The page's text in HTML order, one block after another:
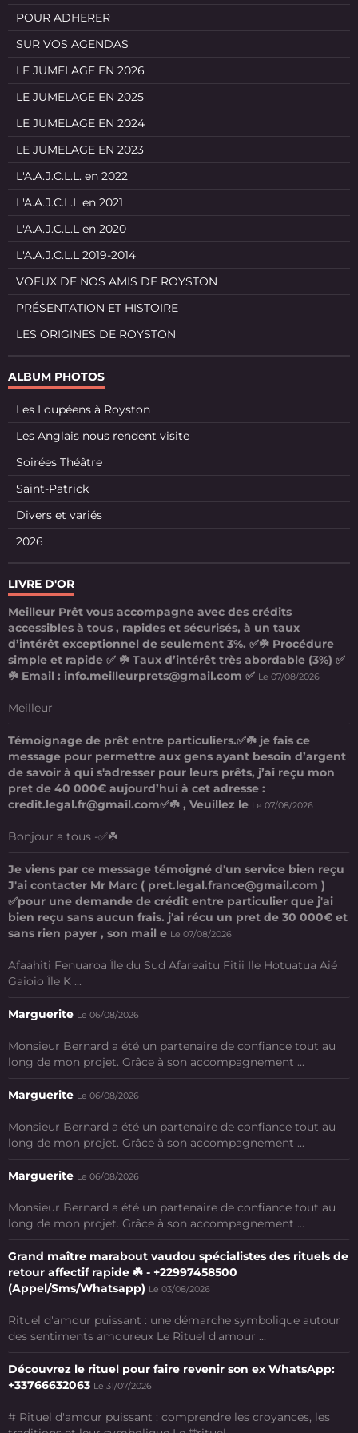
POUR ADHERER
SUR VOS AGENDAS
LE JUMELAGE EN 2026
LE JUMELAGE EN 2025
LE JUMELAGE EN 2024
LE JUMELAGE EN 2023
L'A.A.J.C.L.L. en 2022
L'A.A.J.C.L.L en 2021
L'A.A.J.C.L.L en 2020
L'A.A.J.C.L.L 2019-2014
VOEUX DE NOS AMIS DE ROYSTON
PRÉSENTATION ET HISTOIRE
LES ORIGINES DE ROYSTON
ALBUM PHOTOS
Les Loupéens à Royston
Les Anglais nous rendent visite
Soirées Théâtre
Saint-Patrick
Divers et variés
2026
LIVRE D'OR
Meilleur Prêt vous accompagne avec des crédits
accessibles à tous , rapides et sécurisés, à un taux
d’intérêt exceptionnel de seulement 3%. ✅☘️ Procédure
simple et rapide ✅ ☘️ Taux d’intérêt très abordable (3%) ✅
☘️ Email : info.meilleurprets@gmail.com ✅ Le 07/08/2026
Meilleur
Témoignage de prêt entre particuliers.✅☘️ je fais ce
message pour permettre aux gens ayant besoin d’argent
de savoir à qui s'adresser pour leurs prêts, j’ai reçu mon
pret de 40 000€ aujourd’hui à cet adresse :
credit.legal.fr@gmail.com✅☘️ , Veuillez le Le 07/08/2026
Bonjour a tous -✅☘️
Je viens par ce message témoigné d'un service bien reçu
J'ai contacter Mr Marc ( pret.legal.france@gmail.com )
✅pour une demande de crédit entre particulier que j'ai
bien reçu sans aucun frais. j'ai récu un pret de 30 000€ et
sans rien payer , son mail e Le 07/08/2026
Afaahiti Fenuaroa Île du Sud Afareaitu Fitii Ile Hotuatua Aié
Gaioio Île K ...
Marguerite Le 06/08/2026
Monsieur Bernard a été un partenaire de confiance tout au
long de mon projet. Grâce à son accompagnement ...
Marguerite Le 06/08/2026
Monsieur Bernard a été un partenaire de confiance tout au
long de mon projet. Grâce à son accompagnement ...
Marguerite Le 06/08/2026
Monsieur Bernard a été un partenaire de confiance tout au
long de mon projet. Grâce à son accompagnement ...
Grand maître marabout vaudou spécialistes des rituels de
retour affectif rapide ☘️ - +22997458500
(Appel/Sms/Whatsapp) Le 03/08/2026
Rituel d'amour puissant : une démarche symbolique autour
des sentiments amoureux Le Rituel d'amour ...
Découvrez le rituel pour faire revenir son ex WhatsApp:
+33766632063 Le 31/07/2026
# Rituel d'amour puissant : comprendre les croyances, les